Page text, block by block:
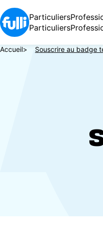
Aller
au
contenu
principal
Particuliers
Particuliers
Fil
Accueil Souscrire au badge